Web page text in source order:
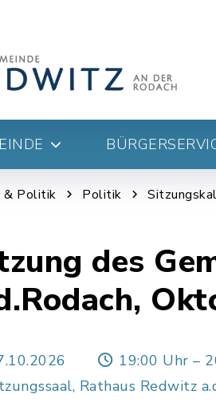
& Politik Politik
des
19:00 Uhr –
Rathaus Redwitz